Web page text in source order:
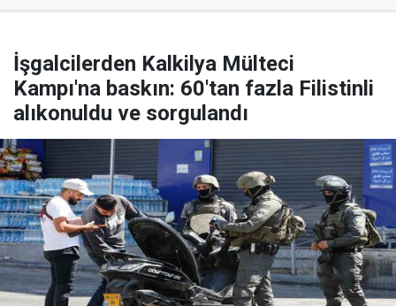
İşgalcilerden Kalkilya Mülteci
Kampı'na baskın: 60'tan fazla Filistinli
alıkonuldu ve sorgulandı